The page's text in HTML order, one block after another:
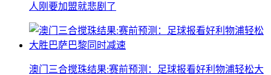
人刚要加盟就悲剧了
澳门三合搅珠结果:赛前预测：足球报看好利物浦轻松大